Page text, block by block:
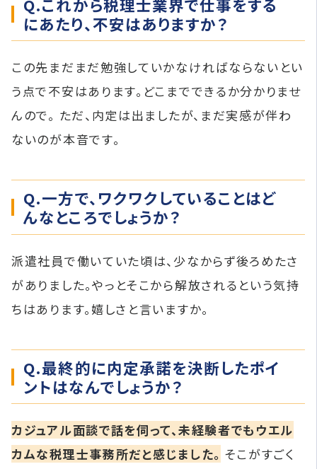
にあたり、不安はありますか？
この先まだまだ勉強していかなければならないとい
う点で不安はあります。どこまでできるか分かりませ
んので。 ただ、内定は出ましたが、まだ実感が伴わ
ないのが本音です。
Q.一方で、ワクワクしていることはど
んなところでしょうか？
派遣社員で働いていた頃は、少なからず後ろめたさ
がありました。やっとそこから解放されるという気持
ちはあります。嬉しさと言いますか。
Q.最終的に内定承諾を決断したポイ
ントはなんでしょうか？
カジュアル面談で話を伺って、未経験者でもウエル
カムな税理士事務所だと感じました。 そこがすごく